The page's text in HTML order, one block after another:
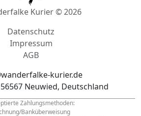
Kurier © 2026
Datenschutz
AGB
kurier.de
Neuwied, Deutschland